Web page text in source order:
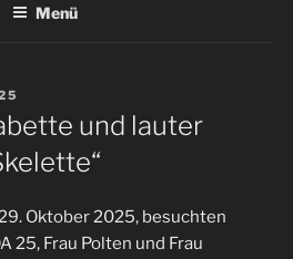
Menü
und lauter
Oktober 2025, besuchten
25, Frau Polten und Frau